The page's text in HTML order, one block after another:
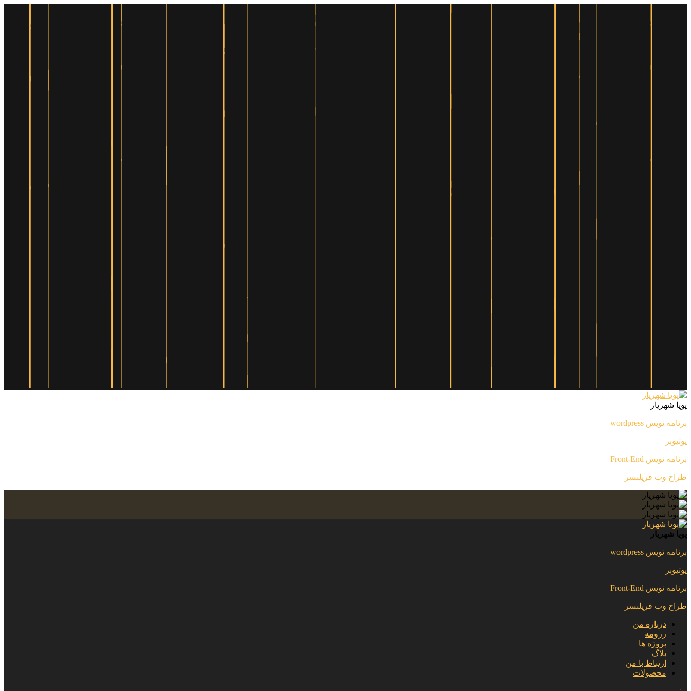
پویا شهریار
برنامه نویس wordpress
یوتیوبر
برنامه نویس Front-End
طراح وب فریلنسر
پویا شهریار
برنامه نویس wordpress
یوتیوبر
برنامه نویس Front-End
طراح وب فریلنسر
درباره من
رزومه
پروژه ها
بلاگ
ارتباط با من
محصولات